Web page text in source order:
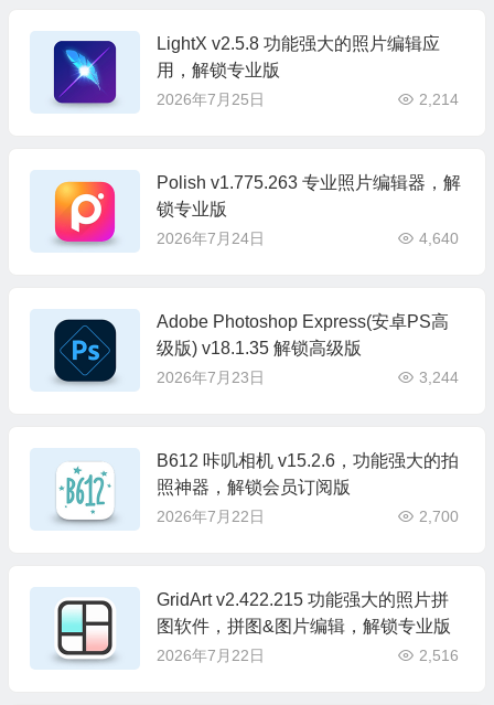
LightX v2.5.8 功能强大的照片编辑应
用，解锁专业版
2026年7月25日 2,214
Polish v1.775.263 专业照片编辑器，解
锁专业版
2026年7月24日 4,640
Adobe Photoshop Express(安卓PS高
级版) v18.1.35 解锁高级版
2026年7月23日 3,244
B612 咔叽相机 v15.2.6，功能强大的拍
照神器，解锁会员订阅版
2026年7月22日 2,700
GridArt v2.422.215 功能强大的照片拼
图软件，拼图&图片编辑，解锁专业版
2026年7月22日 2,516